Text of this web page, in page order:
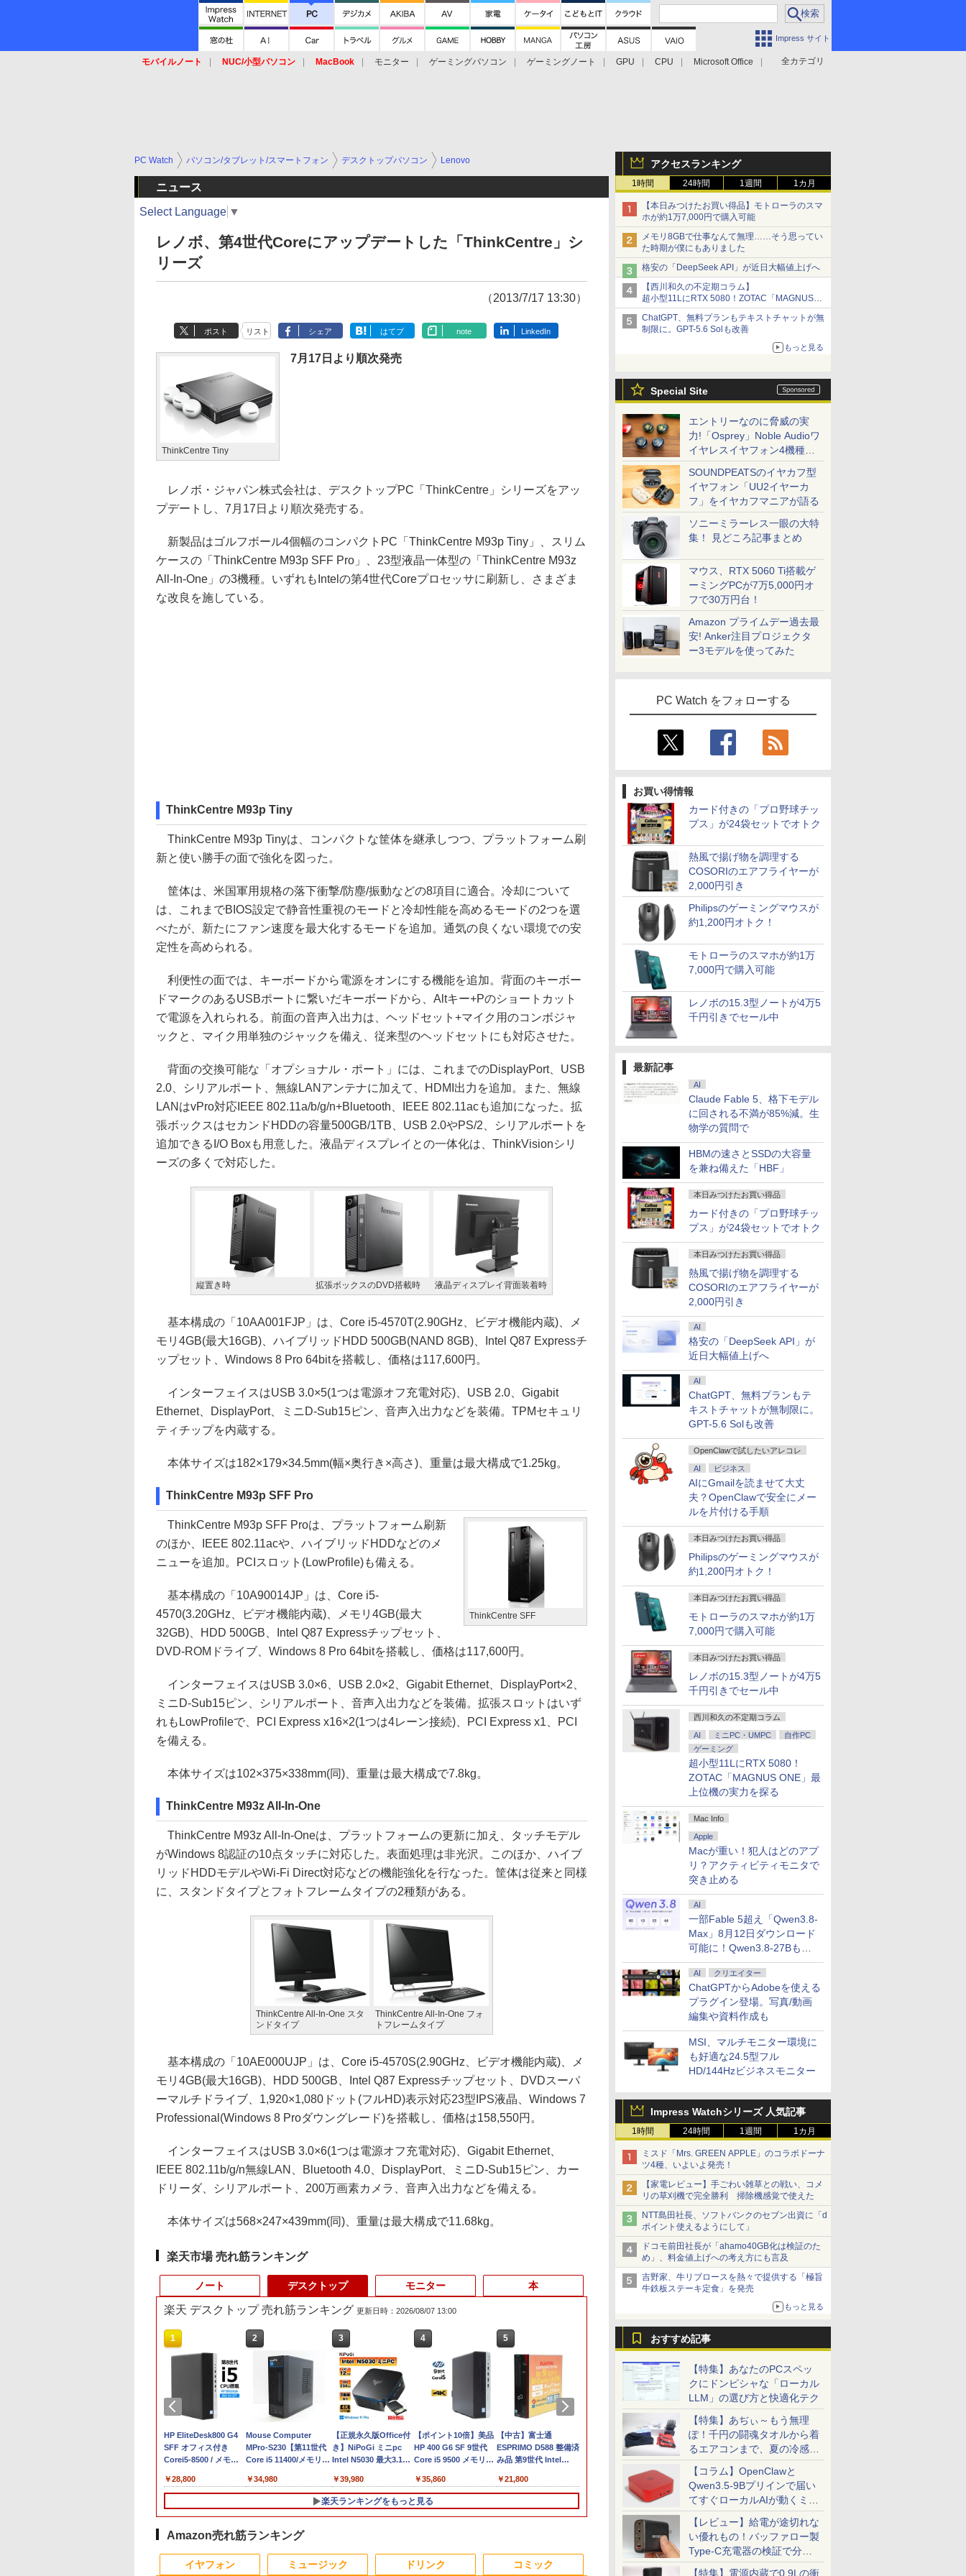
Impress サイト
全カテゴリ
モバイルノート NUC/小型パソコン MacBook モニター ゲーミングパソコン ゲーミングノート GPU CPU
Microsoft Office
アクセスランキング
1時間 24時間 1週間 1カ月
【本日みつけたお買い得品】モトローラのスマ
ホが約1万7,000円で購入可能
メモリ8GBで仕事なんて無理……そう思ってい
た時期が僕にもありました
格安の「DeepSeek API」が近日大幅値上げへ
【西川和久の不定期コラム】
超小型11LにRTX 5080！ZOTAC「MAGNUS
ONE」最上位機の実力を探る
ChatGPT、無料プランもテキストチャットが無
制限に。GPT-5.6 Solも改善
もっと見る
Special Site
エントリーなのに脅威の実
力!「Osprey」Noble Audioワ
イヤレスイヤフォン4機種を
一気に聴く
SOUNDPEATSのイヤカフ型
イヤフォン「UU2イヤーカ
フ」をイヤカフマニアが語る
ソニーミラーレス一眼の大特
集！ 見どころ記事まとめ
マウス、RTX 5060 Ti搭載ゲ
ーミングPCが7万5,000円オ
フで30万円台！
Amazon プライムデー過去最
安! Anker注目プロジェクタ
ー3モデルを使ってみた
PC Watch をフォローする
お買い得情報
カード付きの「プロ野球チッ
プス」が24袋セットでオトク
熱風で揚げ物を調理する
COSORIのエアフライヤーが
2,000円引き
Philipsのゲーミングマウスが
約1,200円オトク！
モトローラのスマホが約1万
7,000円で購入可能
レノボの15.3型ノートが4万5
千円引きでセール中
最新記事
AI
Claude Fable 5、格下モデル
に回される不満が85%減。生
物学の質問で
HBMの速さとSSDの大容量
を兼ね備えた「HBF」
本日みつけたお買い得品
カード付きの「プロ野球チッ
プス」が24袋セットでオトク
本日みつけたお買い得品
熱風で揚げ物を調理する
COSORIのエアフライヤーが
2,000円引き
AI
格安の「DeepSeek API」が
近日大幅値上げへ
AI
ChatGPT、無料プランもテ
キストチャットが無制限に。
GPT-5.6 Solも改善
OpenClawで試したいアレコレ
AI ビジネス
AIにGmailを読ませて大丈
夫？OpenClawで安全にメー
ルを片付ける手順
本日みつけたお買い得品
Philipsのゲーミングマウスが
約1,200円オトク！
本日みつけたお買い得品
モトローラのスマホが約1万
7,000円で購入可能
本日みつけたお買い得品
レノボの15.3型ノートが4万5
千円引きでセール中
西川和久の不定期コラム
AI ミニPC・UMPC
自作PC
ゲーミング
超小型11LにRTX 5080！
ZOTAC「MAGNUS ONE」最
上位機の実力を探る
Mac Info
Apple
Macが重い！犯人はどのアプ
リ？アクティビティモニタで
突き止める
AI
一部Fable 5超え「Qwen3.8-
Max」8月12日ダウンロード
可能に！Qwen3.8-27Bも順
次
AI クリエイター
ChatGPTからAdobeを使える
プラグイン登場。写真/動画
編集や資料作成も
MSI、マルチモニター環境に
も好適な24.5型フル
HD/144Hzビジネスモニター
Impress Watchシリーズ 人気記事
1時間 24時間 1週間 1カ月
ミスド「Mrs. GREEN APPLE」のコラボドーナ
ツ4種、いよいよ発売！
【家電レビュー】手ごわい雑草との戦い、コメ
リの草刈機で完全勝利 掃除機感覚で使えた
NTT島田社長、ソフトバンクのセブン出資に「d
ポイント使えるようにして」
ドコモ前田社長が「ahamo40GB化は検証のた
め」、料金値上げへの考え方にも言及
吉野家、牛リブロースを熱々で提供する「極旨
牛鉄板ステーキ定食」を発売
もっと見る
おすすめ記事
【特集】あなたのPCスペッ
クにドンピシャな「ローカル
LLM」の選び方と快適化テク
【特集】あぢぃ～もう無理
ぽ！千円の闘魂タオルから着
るエアコンまで、夏の冷感グ
ッズ一挙紹介
【コラム】OpenClawと
Qwen3.5-9Bプリインで届い
てすぐローカルAIが動くミニ
PC「SER9 Pro」
【レビュー】給電が途切れな
い優れもの！バッファロー製
Type-C充電器の検証で分か
ったこと
【特集】電源内蔵で0.9Lの衝
PC Watch パソコン/タブレット/スマートフォン デスクトップパソコン Lenovo
ニュース
Select Language ▼
レノボ、第4世代Coreにアップデートした「ThinkCentre」シ
リーズ
（2013/7/17 13:30）
ポスト リスト シェア はてブ note LinkedIn
ThinkCentre Tiny
7月17日より順次発売
レノボ・ジャパン株式会社は、デスクトップPC「ThinkCentre」シリーズをアッ
プデートし、7月17日より順次発売する。
新製品はゴルフボール4個幅のコンパクトPC「ThinkCentre M93p Tiny」、スリム
ケースの「ThinkCentre M93p SFF Pro」、23型液晶一体型の「ThinkCentre M93z
All-In-One」の3機種。いずれもIntelの第4世代Coreプロセッサに刷新し、さまざま
な改良を施している。
ThinkCentre M93p Tiny
ThinkCentre M93p Tinyは、コンパクトな筐体を継承しつつ、プラットフォーム刷
新と使い勝手の面で強化を図った。
筐体は、米国軍用規格の落下衝撃/防塵/振動などの8項目に適合。冷却について
は、これまでBIOS設定で静音性重視のモードと冷却性能を高めるモードの2つを選
べたが、新たにファン速度を最大化するモードを追加。通気の良くない環境での安
定性を高められる。
利便性の面では、キーボードから電源をオンにする機能を追加。背面のキーボー
ドマークのあるUSBポートに繋いだキーボードから、Altキー+Pのショートカット
で電源を入れられる。前面の音声入出力は、ヘッドセット+マイク用のコンボジャ
ックと、マイク用単独のジャックを備え、従来型のヘッドセットにも対応させた。
背面の交換可能な「オプショナル・ポート」には、これまでのDisplayPort、USB
2.0、シリアルポート、無線LANアンテナに加えて、HDMI出力を追加。また、無線
LANはvPro対応IEEE 802.11a/b/g/n+Bluetooth、IEEE 802.11acも追加になった。拡
張ボックスはセカンドHDDの容量500GB/1TB、USB 2.0やPS/2、シリアルポートを
追加できるI/O Boxも用意した。液晶ディスプレイとの一体化は、ThinkVisionシリ
ーズの多くで対応した。
縦置き時 拡張ボックスのDVD搭載時 液晶ディスプレイ背面装着時
基本構成の「10AA001FJP」は、Core i5-4570T(2.90GHz、ビデオ機能内蔵)、メ
モリ4GB(最大16GB)、ハイブリッドHDD 500GB(NAND 8GB)、Intel Q87 Expressチ
ップセット、Windows 8 Pro 64bitを搭載し、価格は117,600円。
インターフェイスはUSB 3.0×5(1つは電源オフ充電対応)、USB 2.0、Gigabit
Ethernet、DisplayPort、ミニD-Sub15ピン、音声入出力などを装備。TPMセキュリ
ティチップを内蔵する。
本体サイズは182×179×34.5mm(幅×奥行き×高さ)、重量は最大構成で1.25kg。
ThinkCentre M93p SFF Pro
ThinkCentre SFF
ThinkCentre M93p SFF Proは、プラットフォーム刷新
のほか、IEEE 802.11acや、ハイブリッドHDDなどのメ
ニューを追加。PCIスロット(LowProfile)も備える。
基本構成の「10A90014JP」は、Core i5-
4570(3.20GHz、ビデオ機能内蔵)、メモリ4GB(最大
32GB)、HDD 500GB、Intel Q87 Expressチップセット、
DVD-ROMドライブ、Windows 8 Pro 64bitを搭載し、価格は117,600円。
インターフェイスはUSB 3.0×6、USB 2.0×2、Gigabit Ethernet、DisplayPort×2、
ミニD-Sub15ピン、シリアルポート、音声入出力などを装備。拡張スロットはいず
れもLowProfileで、PCI Express x16×2(1つは4レーン接続)、PCI Express x1、PCI
を備える。
本体サイズは102×375×338mm(同)、重量は最大構成で7.8kg。
ThinkCentre M93z All-In-One
ThinkCentre M93z All-In-Oneは、プラットフォームの更新に加え、タッチモデル
がWindows 8認証の10点タッチに対応した。表面処理は非光沢。このほか、ハイブ
リッドHDDモデルやWi-Fi Direct対応などの機能強化を行なった。筐体は従来と同様
に、スタンドタイプとフォトフレームタイプの2種類がある。
ThinkCentre All-In-One スタ
ンドタイプ
ThinkCentre All-In-One フォ
トフレームタイプ
基本構成の「10AE000UJP」は、Core i5-4570S(2.90GHz、ビデオ機能内蔵)、メ
モリ4GB(最大16GB)、HDD 500GB、Intel Q87 Expressチップセット、DVDスーパ
ーマルチドライブ、1,920×1,080ドット(フルHD)表示対応23型IPS液晶、Windows 7
Professional(Windows 8 Proダウングレード)を搭載し、価格は158,550円。
インターフェイスはUSB 3.0×6(1つは電源オフ充電対応)、Gigabit Ethernet、
IEEE 802.11b/g/n無線LAN、Bluetooth 4.0、DisplayPort、ミニD-Sub15ピン、カー
ドリーダ、シリアルポート、200万画素カメラ、音声入出力などを備える。
本体サイズは568×247×439mm(同)、重量は最大構成で11.68kg。
楽天市場 売れ筋ランキング
ノート
リ:8GB/16GB/SSD:256GB/512GB/1TB/
1
【楽天1位常連】【新
品】 2026年最新モデ
ル ノートパソコン パ
ボード 第14世代CPU
搭載 Windows11 第13
世代CPU搭載
液晶 フルHD cpu
モリ 8GB 12GB 16GB
32GB SSD 128GB
￥33,680
2
【マラソンP5倍/10%
オフクーポン】中古ノ
ートパソコン HP
世代 Core i5 メモリ
16GB SSD256GB
Bluetooth HDMI カメ
Windows 11 Pro 送料
￥33,800
3
【★最大100%ポイン
ト】【Office 2024
H&B】【タッチパネル
LIFEBOOK U9310/第10
世代 Core i5/メモ
リ:8GB/M.2
中古/ノートパソコン/タ
ブレット/Windows11
￥35,800
4
13.3インチ 良品
Lenovo ThinkPad X13
Gen2 Type-20XJ フル
能 AMD Ryzen 5-
5650u/ 16GB/ 爆速
NVMe式256GB-SSD/
パソコン 中古PC】税
込送料無料 あす楽対応
￥34,990
5
【中古】【極軽極薄】
東芝 dynabook G83
13.3型
第11世代Core i5/ 8GB
/ SSD256GB / Webカ
メラ内蔵 / USB Type-
/ Aランク
￥38,500
【新品】Windows11
ノートパソコン office
付き 15.6インチワイド
液晶 フルHD Intel
Pentium GOLD
6500Y メモリ12GB 新
HDMI 日本語配列キー
ボード【NC15】
7
送料無料 2021年モデ
ル HP ProBook 450
G8 Windows11 64bit
WEBカメラ HDMI テ
ンキー Core i5
1135G7 メモリー8GB
高速SSD256GB 無線
LAN A4サイズ 15イン
チ フルHD液晶 中古ノ
ートパソコン 中古 パ
ソコン【30日保証】
1804893
￥39,800
【最新Office2024】
NEC Office付き
Windows11 15.6型 第8
世代 Core i7 メモリ
4GB/8GB/16GB
SSD128GB/256GB/512GB
ノートパソコン 人気モ
デル最入荷商品 ノート
パソコン 中古 本体整備
済み 初期設定済み
デスクトップ
楽天 デスクトップ 売れ筋ランキング 更新日時：2026/08/07 13:00
1
HP EliteDesk800 G4
SFF オフィス付き
Corei5-8500 / メモリ
windows11 Pro 中古
デスクトップパソコン
オプション変更可能（
SSD 512GB~1TB
可能）
￥28,800
2
Mouse Computer
MPro-S230【第11世代
Core i5 11400/メモリ
【中古/送料無料】※沖
縄・離島を除く
￥34,980
3
【正規永久版Office付
き】NiPoGi ミニpc
Intel N5030 最大3.1Hz
Pro 12GB+256GB
SSD (4TB拡大可能)
4K 静音 高速熱放散 小
高速2.4G/5GWi-Fi
BT4.2 省電力 小型パソ
￥39,980
4
【ポイント10倍】美品
HP 400 G6 SF 9世代
Core i5 9500 メモリ
M.2SSD256GB 512GB
office付き デスクトッ
プパソコン 中古パソコ
ト オフィス 2024 搭載
選択可 8世代 10世代
￥35,860
5
【中古】富士通
ESPRIMO D588 整備済
み品 第9世代 Intel
9500 デスクトップPC
メモリ8GB
M.2SSD256GB DVD
単体
￥21,800
【★最大100%ポイン
ト】【超小型筐体・ミ
ニパソコン】Dell
OptiPlex 3080 Micro/第
10世代 Corei5/メモ
リ:8GB/16GB/32GB/SSD:128GB/256GB/512GB/1TB/USB
力/Windows11/Office/
中古 デスクトップPC ミ
ニデスクトップ ミニPC
7
DELL DTOP115-
002N1 [Dell Pro Micro
(i5-14500T 8GB
SSD256GB Win11Pro
1Y)]
￥106,080
【期間限定P15倍+最大
10%OFFクーポン】
【3年保証】APPLE ア
ップル IMAC 5K 27-
INCH SSD512GB メモ
リ32GB Core i5 Mac
ト 返品 送料無料 中古
デスクトップパソコン
中古パソコン デスクト
ップパソコン デスクト
ップ PC 大画面 液晶一
￥115,500
楽天ランキングをもっと見る
モニター
1 2 3 4 5 8
本
1 2 3 4 5 8
Amazon売れ筋ランキング
イヤフォン ミュージック ドリンク コミック